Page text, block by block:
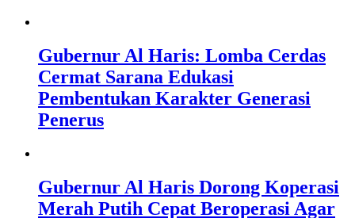
Gubernur Al Haris: Lomba Cerdas
Cermat Sarana Edukasi
Pembentukan Karakter Generasi
Penerus
Gubernur Al Haris Dorong Koperasi
Merah Putih Cepat Beroperasi Agar